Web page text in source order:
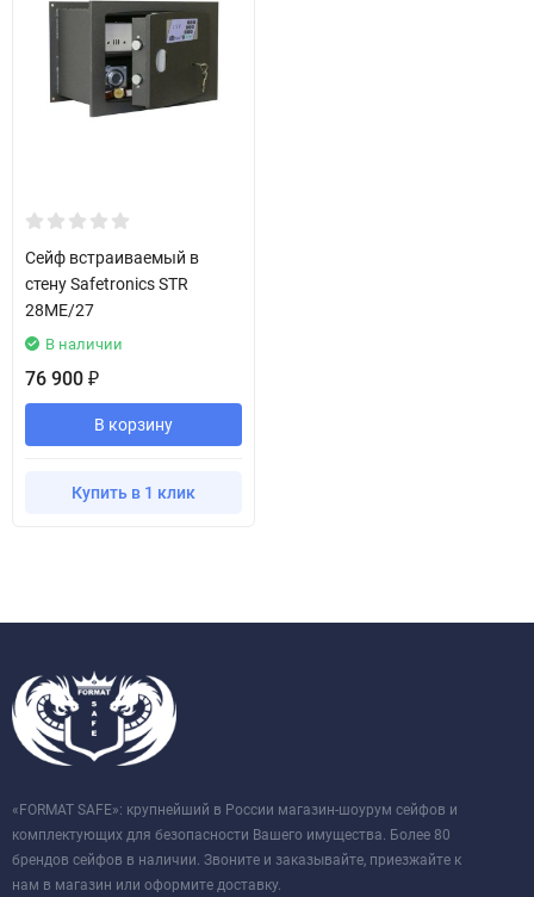
Сейф встраиваемый в
стену Safetronics STR
28ME/27
В наличии
76 900 ₽
В корзину
Купить в 1 клик
«FORMAT SAFE»: крупнейший в России магазин-шоурум сейфов и
комплектующих для безопасности Вашего имущества. Более 80
брендов сейфов в наличии. Звоните и заказывайте, приезжайте к
нам в магазин или оформите доставку.